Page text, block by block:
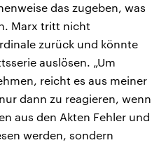
das zugeben, was
Marx tritt nicht
zurück und könnte
auslösen. „Um
reicht es aus meiner
dann zu reagieren, wenn
aus den Akten Fehler und
werden, sondern